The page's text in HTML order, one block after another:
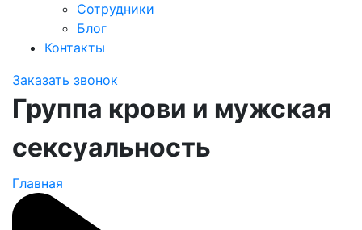
Сотрудники
Блог
Контакты
Заказать звонок
Группа крови и мужская
сексуальность
Главная